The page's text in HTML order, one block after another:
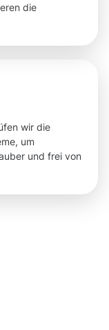
die
wir die
um
und frei von